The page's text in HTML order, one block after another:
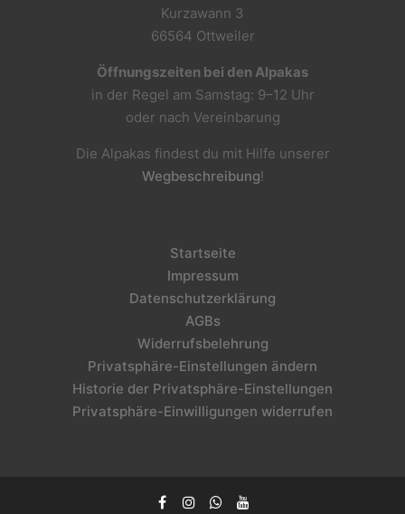
Kurzawann 3
66564 Ottweiler
Öffnungszeiten bei den Alpakas
in der Regel am Samstag: 9–12 Uhr
oder nach Vereinbarung
Die Alpakas findest du mit Hilfe unserer
Wegbeschreibung!
Startseite
Impressum
Datenschutzerklärung
AGBs
Widerrufsbelehrung
Privatsphäre-Einstellungen ändern
Historie der Privatsphäre-Einstellungen
Privatsphäre-Einwilligungen widerrufen